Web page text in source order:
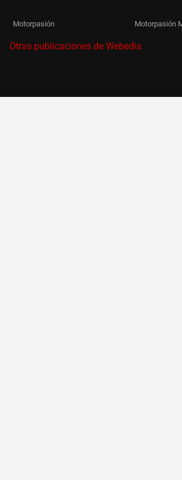
Motorpasión Motorpasión
Otras publicaciones de Webedia